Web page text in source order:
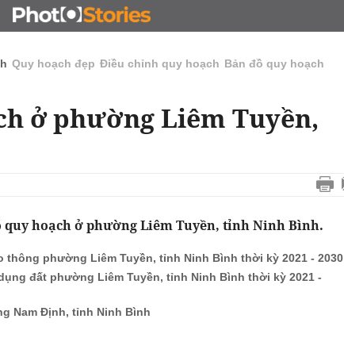
ĐẤU GIÁ - ĐẤU THẦU KINH DOANH
Quy hoạch đẹp Điều chỉnh quy hoạch Bản đồ quy hoạch
ở phường Liêm Tuyền,
hoạch ở phường Liêm Tuyền, tỉnh Ninh Bình.
thông phường Liêm Tuyền, tỉnh Ninh Bình thời kỳ 2021 - 2030
đất phường Liêm Tuyền, tỉnh Ninh Bình thời kỳ 2021 -
Nam Định, tỉnh Ninh Bình